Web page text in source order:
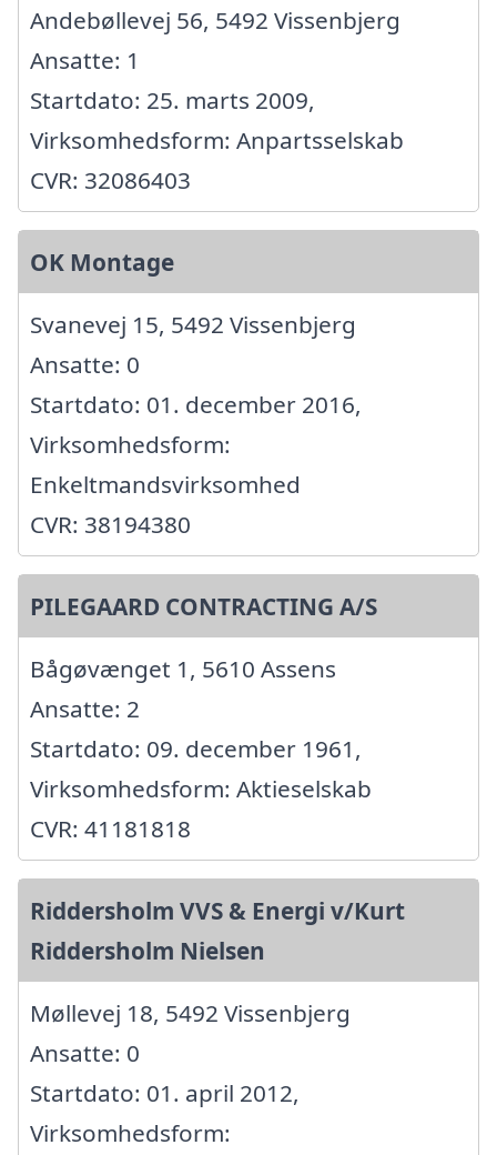
Andebøllevej 56, 5492 Vissenbjerg
Ansatte: 1
Startdato: 25. marts 2009,
Virksomhedsform: Anpartsselskab
CVR: 32086403
OK Montage
Svanevej 15, 5492 Vissenbjerg
Ansatte: 0
Startdato: 01. december 2016,
Virksomhedsform:
Enkeltmandsvirksomhed
CVR: 38194380
PILEGAARD CONTRACTING A/S
Bågøvænget 1, 5610 Assens
Ansatte: 2
Startdato: 09. december 1961,
Virksomhedsform: Aktieselskab
CVR: 41181818
Riddersholm VVS & Energi v/Kurt
Riddersholm Nielsen
Møllevej 18, 5492 Vissenbjerg
Ansatte: 0
Startdato: 01. april 2012,
Virksomhedsform: